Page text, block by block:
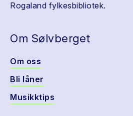
Rogaland fylkesbibliotek.
Om Sølvberget
Om oss
Bli låner
Musikktips